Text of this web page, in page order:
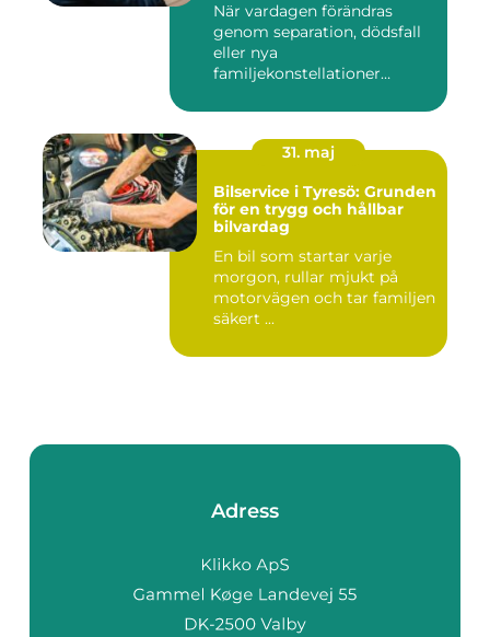
När vardagen förändras
genom separation, dödsfall
eller nya
familjekonstellationer
31. maj
Bilservice i Tyresö: Grunden
för en trygg och hållbar
bilvardag
En bil som startar varje
morgon, rullar mjukt på
motorvägen och tar familjen
säkert ...
Adress